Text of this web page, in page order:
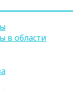
в области